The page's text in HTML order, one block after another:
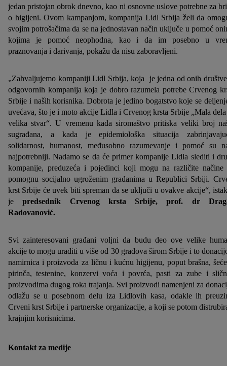
jedan pristojan obrok dnevno, kao ni osnovne uslove potrebne za
o higijeni. Ovom kampanjom, kompanija Lidl Srbija želi da
svojim potrošačima da se na jednostavan način uključe u pomoć
kojima je pomoć neophodna, kao i da im posebno u
praznovanja i darivanja, pokažu da nisu zaboravljeni.
„Zahvaljujemo kompaniji Lidl Srbija, koja je jedna od onih
odgovornih kompanija koja je dobro razumela potrebe Crvenog
Srbije i naših korisnika. Dobrota je jedino bogatstvo koje se
uvećava, što je i moto akcije Lidla i Crvenog krsta Srbije „Mala dela
velika stvar“. U vremenu kada siromaštvo pritiska veliki broj
sugrađana, a kada je epidemiološka situacija
solidarnost, humanost, međusobno razumevanje i pomoć su
najpotrebniji. Nadamo se da će primer kompanije Lidla slediti i
kompanije, preduzeća i pojedinci koji mogu na različite načine
pomognu socijalno ugroženim građanima u Republici Srbiji.
krst Srbije će uvek biti spreman da se uključi u ovakve akcije“,
jepredsednik Crvenog krsta Srbije, prof. dr
Radovanović.
Svi zainteresovani građani voljni da budu deo ove velike
akcije to mogu uraditi u više od 30 gradova širom Srbije i to
namirnica i proizvoda za ličnu i kućnu higijenu, poput brašna,
pirinča, testenine, konzervi voća i povrća, pasti za zube i
proizvodima dugog roka trajanja. Svi proizvodi namenjeni za
odlažu se u posebnom delu iza Lidlovih kasa, odakle ih
Crveni krst Srbije i partnerske organizacije, a koji se potom
krajnjim korisnicima.
Kontakt za medije